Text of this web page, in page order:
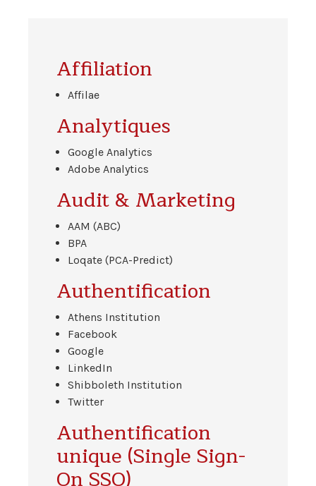
Affiliation
Affilae
Analytiques
Google Analytics
Adobe Analytics
Audit & Marketing
AAM (ABC)
BPA
Loqate (PCA-Predict)
Authentification
Athens Institution
Facebook
Google
LinkedIn
Shibboleth Institution
Twitter
Authentification
unique (Single Sign-